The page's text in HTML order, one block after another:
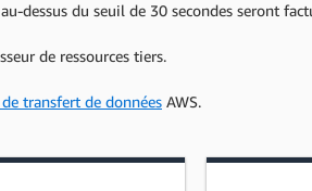
dessus du seuil de 30 secondes seront
de ressources tiers.
transfert de données AWS.